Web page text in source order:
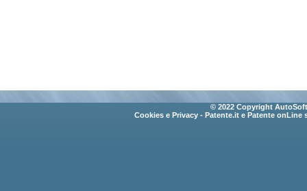
© 2022 Copyright
Cookies e Privacy - Patente.it e Patente onLine